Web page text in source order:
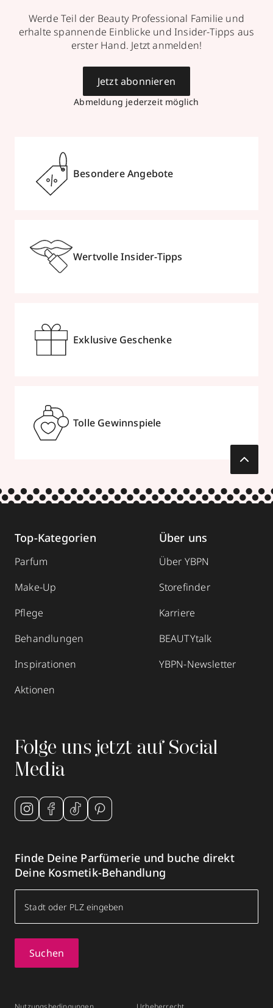
Werde Teil der Beauty Professional Familie und
erhalte spannende Einblicke und Insider-Tipps aus
erster Hand. Jetzt anmelden!
Abmeldung jederzeit möglich
Jetzt abonnieren
Besondere Angebote
Wertvolle Insider-Tipps
Exklusive Geschenke
Tolle Gewinnspiele
Top-Kategorien
Parfum
Make-Up
Pflege
Behandlungen
Inspirationen
Aktionen
Über uns
Über YBPN
Storefinder
Karriere
BEAUTYtalk
YBPN-Newsletter
Folge uns jetzt auf Social
Media
Finde Deine Parfümerie und buche direkt
Deine Kosmetik-Behandlung
Suchen